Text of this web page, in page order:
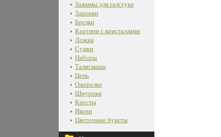
Зажимы для галстука
Запонки
Брелки
Картини с кристаллами
Ложки
Сумки
Наборы
Талисманы
Цепь
Ожерелье
Шнуроки
Кресты
Икони
Цветочные букеты